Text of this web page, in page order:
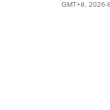
GMT+8, 2026-